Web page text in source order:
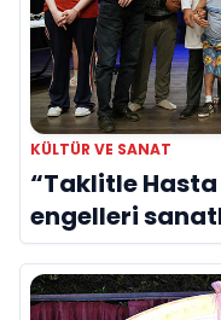
KÜLTÜR VE SANAT
“Taklitle Hasta
engelleri